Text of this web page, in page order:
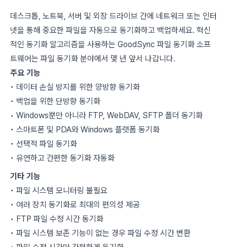
데스크톱, 노트북, 서버 및 외장 드라이브 간에 네트워크 또는 인터
넷을 통해 중요한 파일을 자동으로 동기화하고 백업하세요. 혁신
적인 동기화 알고리즘을 사용하는 GoodSync 파일 동기화 소프
트웨어는 파일 동기화 분야에서 몇 년 앞서 나갑니다.
주요 기능
• 데이터 손실 방지를 위한 양방향 동기화
• 백업을 위한 단방향 동기화
• Windows뿐만 아니라 FTP, WebDAV, SFTP 폴더 동기화
• 스마트폰 및 PDA와 Windows 플랫폼 동기화
• 선택적 파일 동기화
• 유연하고 간편한 동기화 자동화
기타 기능
• 파일 시스템 모니터링 불필요
• 여러 장치 동기화로 최대의 편의성 제공
• FTP 파일 수정 시간 동기화
• 파일 시스템 보존 기능이 없는 경우 파일 수정 시간 변환